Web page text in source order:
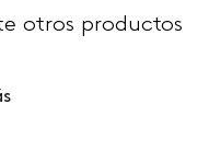
otros productos